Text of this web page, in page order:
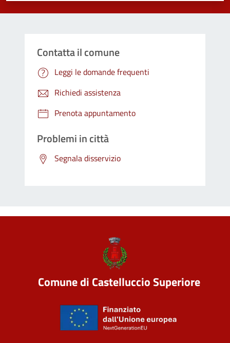
Contatta il comune
Leggi le domande frequenti
Richiedi assistenza
Prenota appuntamento
Problemi in città
Segnala disservizio
Comune di Castelluccio Superiore